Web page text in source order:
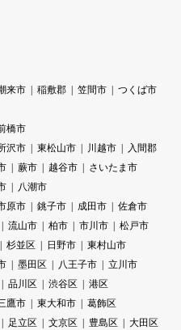
来市 稲敷郡 笠間市
つくば市
橋市
沢市 東松山市 川越市
入間郡
蕨市 越谷市
さいたま市
八潮市
原市 銚子市 成田市
佐倉市
流山市 柏市 市川市
松戸市
杉並区 日野市
東村山市
墨田区 八王子市
立川市
品川区 渋谷区
港区
鷹市 東大和市
葛飾区
足立区 文京区 豊島区
大田区